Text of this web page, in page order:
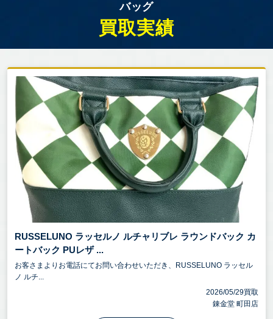
バッグ
買取実績
RUSSELUNO ラッセルノ ルチャリブレ ラウンドバック カ
ートバック PUレザ ...
お客さまよりお電話にてお問い合わせいただき、RUSSELUNO ラッセル
ノ ルチ...
2026/05/29買取
錬金堂 町田店